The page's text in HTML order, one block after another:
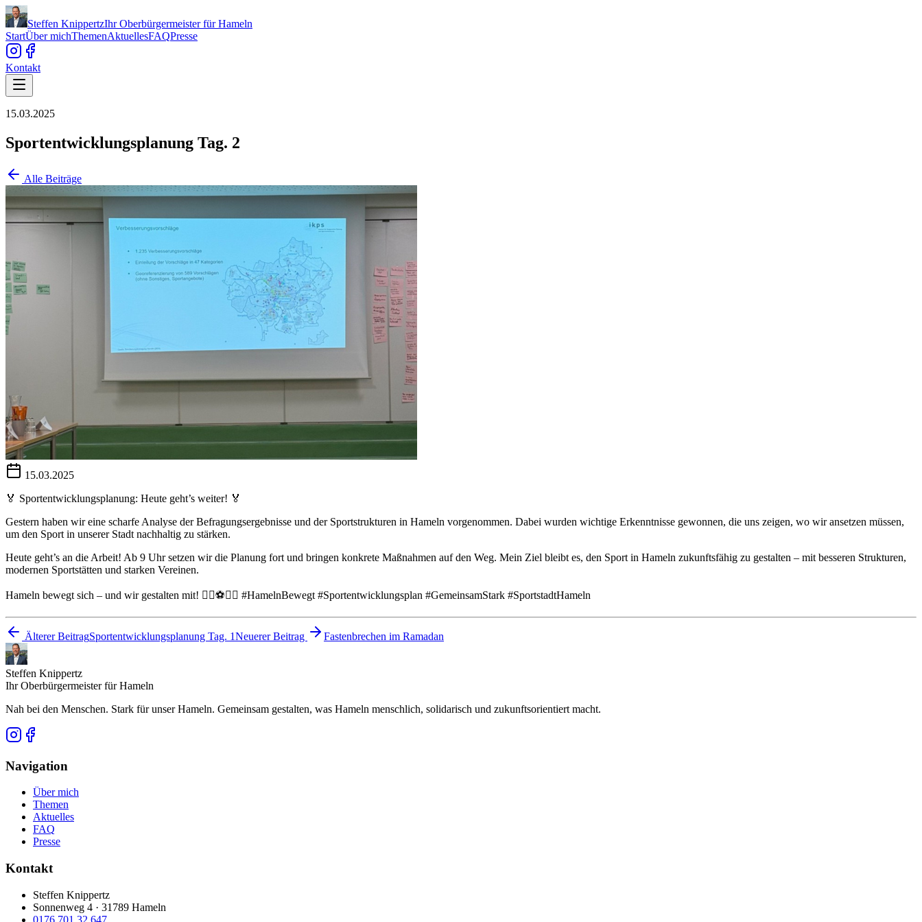
Steffen KnippertzIhr Oberbürgermeister für Hameln
StartÜber michThemenAktuellesFAQPresse
Kontakt
15.03.2025
Sportentwicklungsplanung Tag. 2
Alle Beiträge
15.03.2025
🏅 Sportentwicklungsplanung: Heute geht’s weiter! 🏅
Gestern haben wir eine scharfe Analyse der Befragungsergebnisse und der Sportstrukturen in Hameln vorgenommen. Dabei wurden wichtige Erkenntnisse gewonnen, die uns zeigen, wo wir ansetzen müssen,
um den Sport in unserer Stadt nachhaltig zu stärken.
Heute geht’s an die Arbeit! Ab 9 Uhr setzen wir die Planung fort und bringen konkrete Maßnahmen auf den Weg. Mein Ziel bleibt es, den Sport in Hameln zukunftsfähig zu gestalten – mit besseren Strukturen,
modernen Sportstätten und starken Vereinen.
Hameln bewegt sich – und wir gestalten mit! 🏃‍♀️⚽️🏋️‍♂️ #HamelnBewegt #Sportentwicklungsplan #GemeinsamStark #SportstadtHameln
Älterer BeitragSportentwicklungsplanung Tag. 1Neuerer Beitrag Fastenbrechen im Ramadan
Steffen Knippertz
Ihr Oberbürgermeister für Hameln
Nah bei den Menschen. Stark für unser Hameln. Gemeinsam gestalten, was Hameln menschlich, solidarisch und zukunftsorientiert macht.
Navigation
Über mich
Themen
Aktuelles
FAQ
Presse
Kontakt
Steffen Knippertz
Sonnenweg 4 · 31789 Hameln
0176 701 32 647